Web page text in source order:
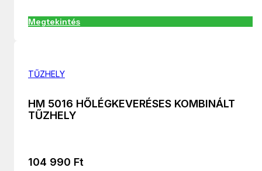
Megtekintés
TŰZHELY
HM 5016 HŐLÉGKEVERÉSES KOMBINÁLT
TŰZHELY
104 990 Ft